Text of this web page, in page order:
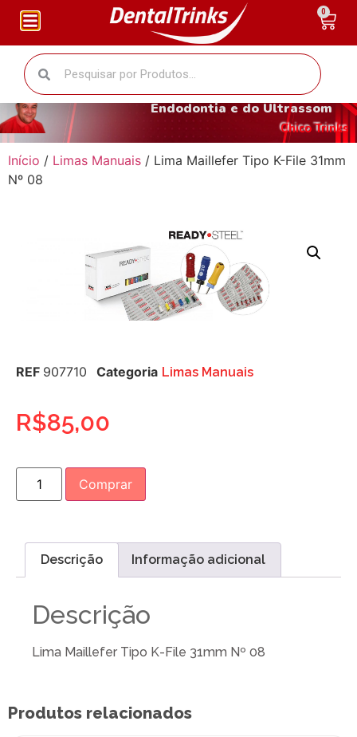
O fantástico mundo da
Endodontia e do Ultrassom
Chico Trinks
Início / Limas Manuais / Lima Maillefer Tipo K-File 31mm
Nº 08
REF 907710 Categoria Limas Manuais
R$85,00
Comprar
Descrição Informação adicional
Descrição
Lima Maillefer Tipo K-File 31mm Nº 08
Produtos relacionados
0